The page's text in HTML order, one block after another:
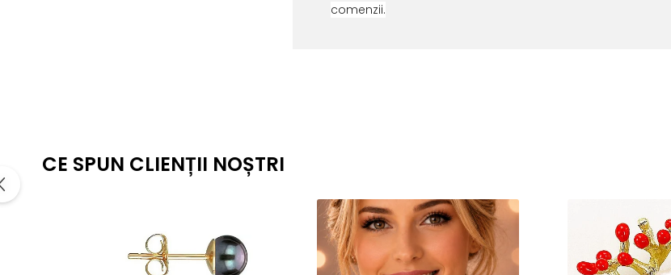
comenzii.
CE SPUN CLIENȚII NOȘTRI